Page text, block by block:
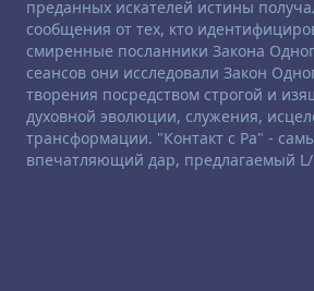
преданных искателей истины
сообщения от тех, кто
смиренные посланники Закона
сеансов они исследовали Закон
творения посредством строгой и
духовной эволюции, служения,
трансформации. "Контакт с Ра" -
впечатляющий дар, предлагаемый L/